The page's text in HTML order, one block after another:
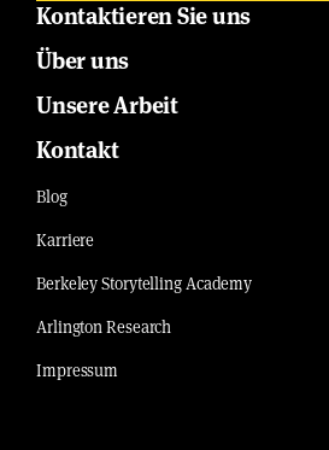
Kontaktieren Sie uns
Über uns
Unsere Arbeit
Kontakt
Blog
Karriere
Berkeley Storytelling Academy
Arlington Research
Impressum